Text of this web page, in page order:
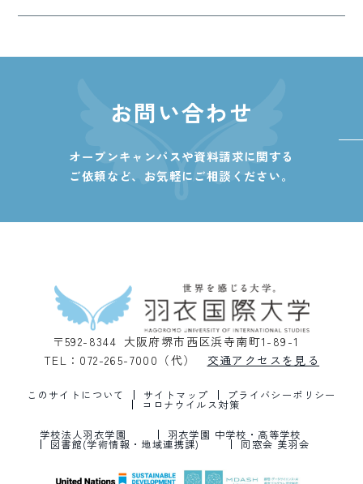
お問い合わせ
オープンキャンパスや資料請求に関する
ご依頼など、 お気軽にご相談ください。
〒592-8344 大阪府堺市西区浜寺南町1-89-1
TEL：072-265-7000（代）
交通アクセスを見る
このサイトについて サイトマップ プライバシーポリシー
コロナウイルス対策
学校法人羽衣学園 羽衣学園 中学校・高等学校
図書館(学術情報・地域連携課) 同窓会 美羽会